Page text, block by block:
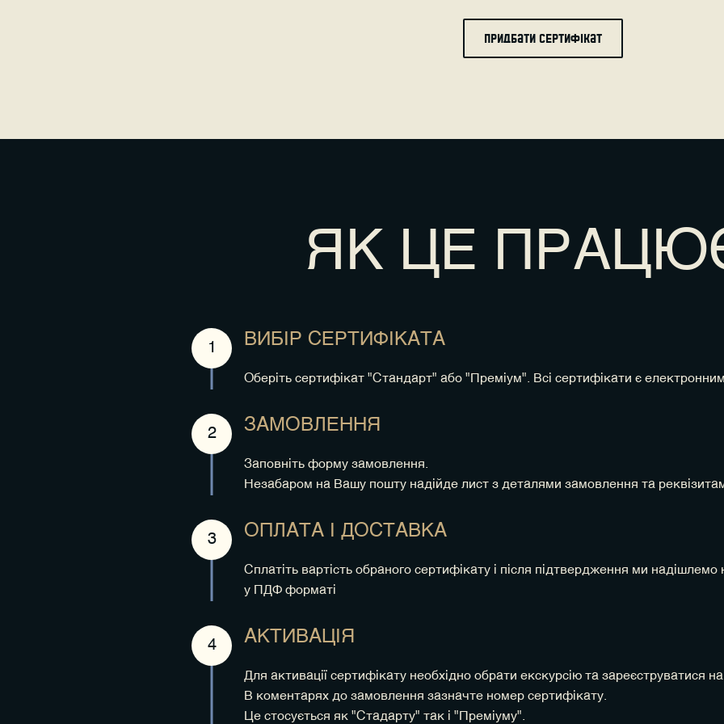
придбати сертифікат
ЯК ЦЕ
1 ВИБІР СЕРТИФІКАТА
Оберіть сертифікат "Стандарт" або "Преміум". Всі сертифікати є
2 ЗАМОВЛЕННЯ
Заповніть форму замовлення.
Незабаром на Вашу пошту надійде лист з деталями замовлення та
3 ОПЛАТА І ДОСТАВКА
Сплатіть вартість обраного сертифікату і після підтвердження ми
у ПДФ форматі
4 АКТИВАЦІЯ
Для активації сертифікату необхідно обрати екскурсію та зареєструватися
В коментарях до замовлення зазначте номер сертифікату.
Це стосується як "Стадарту" так і "Преміуму".